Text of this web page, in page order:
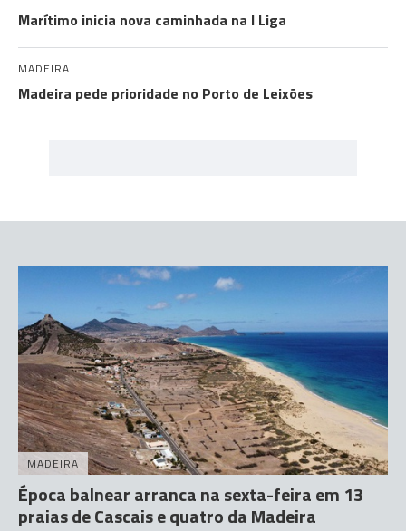
Marítimo inicia nova caminhada na I Liga
MADEIRA
Madeira pede prioridade no Porto de Leixões
MADEIRA
Época balnear arranca na sexta-feira em 13
praias de Cascais e quatro da Madeira